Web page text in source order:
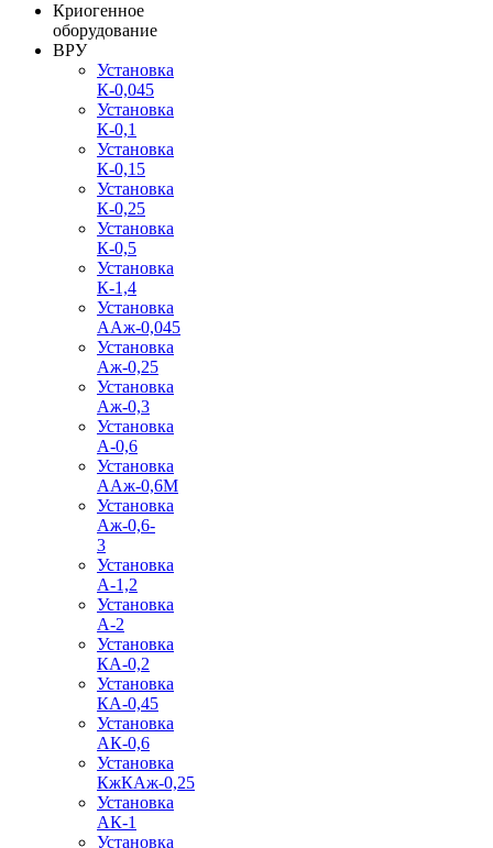
Криогенное
оборудование
ВРУ
Установка
К-0,045
Установка
К-0,1
Установка
К-0,15
Установка
К-0,25
Установка
К-0,5
Установка
К-1,4
Установка
ААж-0,045
Установка
Аж-0,25
Установка
Аж-0,3
Установка
А-0,6
Установка
ААж-0,6М
Установка
Аж-0,6-
3
Установка
А-1,2
Установка
А-2
Установка
КА-0,2
Установка
КА-0,45
Установка
АК-0,6
Установка
КжКАж-0,25
Установка
АК-1
Установка